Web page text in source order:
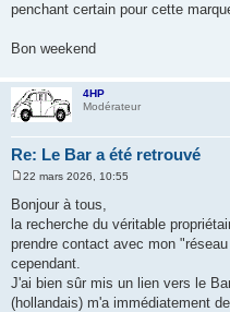
penchant certain pour cette
Bon weekend
4HP
Modérateur
Re: Le Bar a été retrouvé
s
s
g
e
22 mars 2026, 10:55
Bonjour à tous,
la recherche du véritable
prendre contact avec mon
cependant.
J'ai bien sûr mis un lien vers le
(hollandais) m'a immédiatement